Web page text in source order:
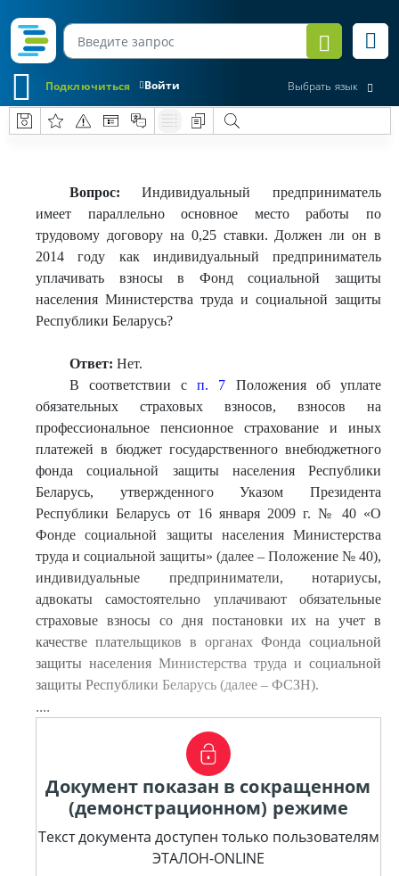
Войти
Подключиться Выбрать язык
Вопрос: Индивидуальный предприниматель
имеет параллельно основное место работы по
трудовому договору на 0,25 ставки. Должен ли он в
2014 году как индивидуальный предприниматель
уплачивать взносы в Фонд социальной защиты
населения Министерства труда и социальной защиты
Республики Беларусь?
Ответ: Нет.
В соответствии сп. 7 Положения об уплате
обязательных страховых взносов, взносов на
профессиональное пенсионное страхование и иных
платежей в бюджет государственного внебюджетного
фонда социальной защиты населения Республики
Беларусь, утвержденного Указом Президента
Республики Беларусь от 16 января 2009 г. № 40 «О
Фонде социальной защиты населения Министерства
труда и социальной защиты» (далее – Положение № 40),
индивидуальные предприниматели, нотариусы,
адвокаты самостоятельно уплачивают обязательные
страховые взносы со дня постановки их на учет в
качестве плательщиков в органах Фонда социальной
защиты населения Министерства труда и социальной
защиты Республики Беларусь (далее – ФСЗН).
....
Документ показан в сокращенном
(демонстрационном) режиме
Текст документа доступен только пользователям
ЭТАЛОН-ONLINE